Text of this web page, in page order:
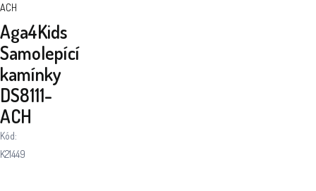
ACH
Aga4Kids
Samolepící
kamínky
DS8111-
ACH
Kód:
K21449